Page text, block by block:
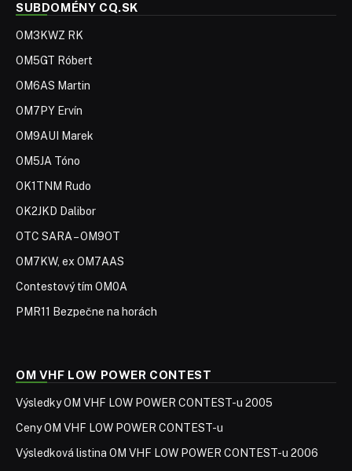
SUBDOMÉNY CQ.SK
OM3KWZ RK
OM5GT Róbert
OM6AS Martin
OM7PY Ervín
OM9AUI Marek
OM5JA Tóno
OK1TNM Rudo
OK2JKD Dalibor
OTC SARA – OM9OT
OM7KW, ex OM7AAS
Contestový tím OM0A
PMR11 Bezpečne na horách
OM VHF LOW POWER CONTEST
Výsledky OM VHF LOW POWER CONTEST-u 2005
Ceny OM VHF LOW POWER CONTEST-u
Výsledková listina OM VHF LOW POWER CONTEST-u 2006